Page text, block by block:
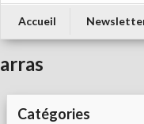
Accueil
arras
Catégories